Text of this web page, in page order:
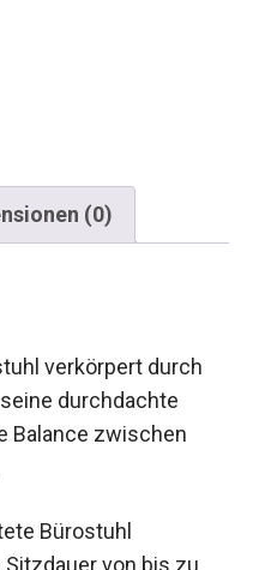
(0)
verkörpert durch
durchdachte
Balance zwischen
Bürostuhl
von bis zu